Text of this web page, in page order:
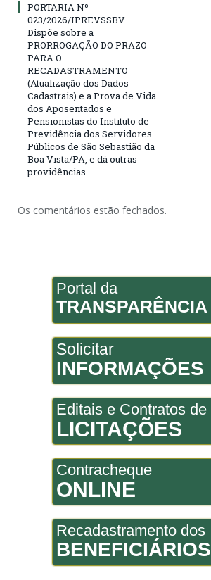
PORTARIA Nº
023/2026/IPREVSSBV –
Dispõe sobre a
PRORROGAÇÃO DO PRAZO
PARA O
RECADASTRAMENTO
(Atualização dos Dados
Cadastrais) e a Prova de Vida
dos Aposentados e
Pensionistas do Instituto de
Previdência dos Servidores
Públicos de São Sebastião da
Boa Vista/PA, e dá outras
providências.
Os comentários estão fechados.
Portal da
TRANSPARÊNCIA
Solicitar
INFORMAÇÕES
Editais e Contratos de
LICITAÇÕES
Contracheque
ONLINE
Recadastramento dos
BENEFICIÁRIOS